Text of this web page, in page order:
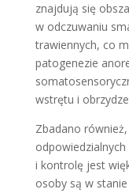
znajdują się
w odczuwaniu
trawiennych, co
patogenezie
wstrętu i
Zbadano
i kontrolę jest
osoby są w